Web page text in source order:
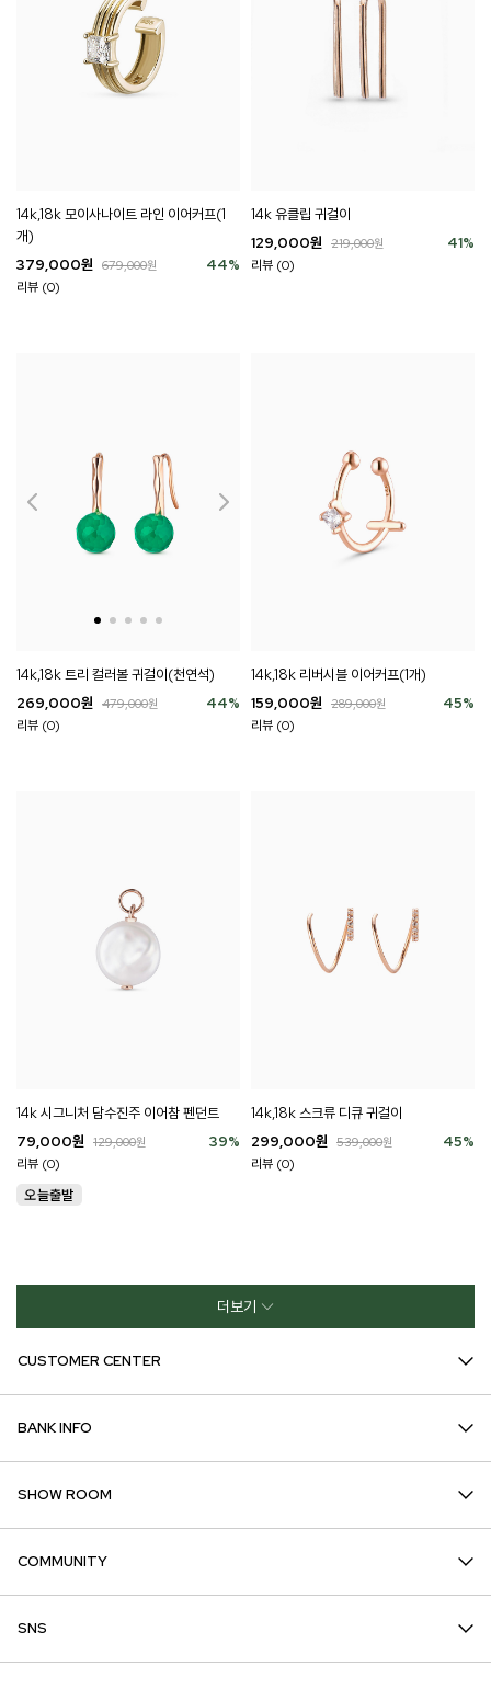
14k,18k 모이사나이트 라인 이어커프(1
개)
44%
379,000원 679,000원
리뷰 (0)
14k 유클립 귀걸이
41%
129,000원 219,000원
리뷰 (0)
14k,18k 트리 컬러볼 귀걸이(천연석)
44%
269,000원 479,000원
리뷰 (0)
14k,18k 리버시블 이어커프(1개)
45%
159,000원 289,000원
리뷰 (0)
14k 시그니처 담수진주 이어참 펜던트
39%
79,000원 129,000원
리뷰 (0)
14k,18k 스크류 디큐 귀걸이
45%
299,000원 539,000원
리뷰 (0)
더보기
CUSTOMER CENTER
BANK INFO
SHOW ROOM
COMMUNITY
SNS